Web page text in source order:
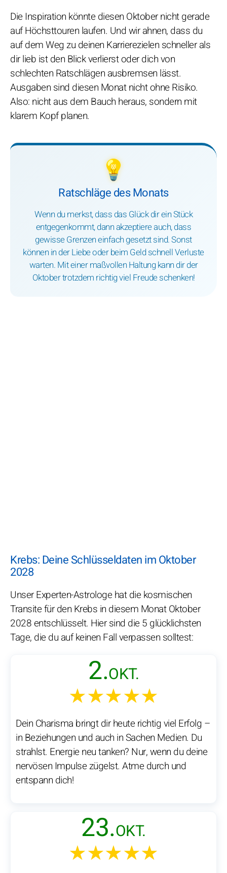
Die Inspiration könnte diesen Oktober nicht gerade
auf Höchsttouren laufen. Und wir ahnen, dass du
auf dem Weg zu deinen Karrierezielen schneller als
dir lieb ist den Blick verlierst oder dich von
schlechten Ratschlägen ausbremsen lässt.
Ausgaben sind diesen Monat nicht ohne Risiko.
Also: nicht aus dem Bauch heraus, sondern mit
klarem Kopf planen.
💡
Ratschläge des Monats
Wenn du merkst, dass das Glück dir ein Stück
entgegenkommt, dann akzeptiere auch, dass
gewisse Grenzen einfach gesetzt sind. Sonst
können in der Liebe oder beim Geld schnell Verluste
warten. Mit einer maßvollen Haltung kann dir der
Oktober trotzdem richtig viel Freude schenken!
Krebs: Deine Schlüsseldaten im Oktober
2028
Unser Experten-Astrologe hat die kosmischen
Transite für den Krebs in diesem Monat Oktober
2028 entschlüsselt. Hier sind die 5 glücklichsten
Tage, die du auf keinen Fall verpassen solltest:
2.OKT.
★★★★★
Dein Charisma bringt dir heute richtig viel Erfolg –
in Beziehungen und auch in Sachen Medien. Du
strahlst. Energie neu tanken? Nur, wenn du deine
nervösen Impulse zügelst. Atme durch und
entspann dich!
23.OKT.
★★★★★